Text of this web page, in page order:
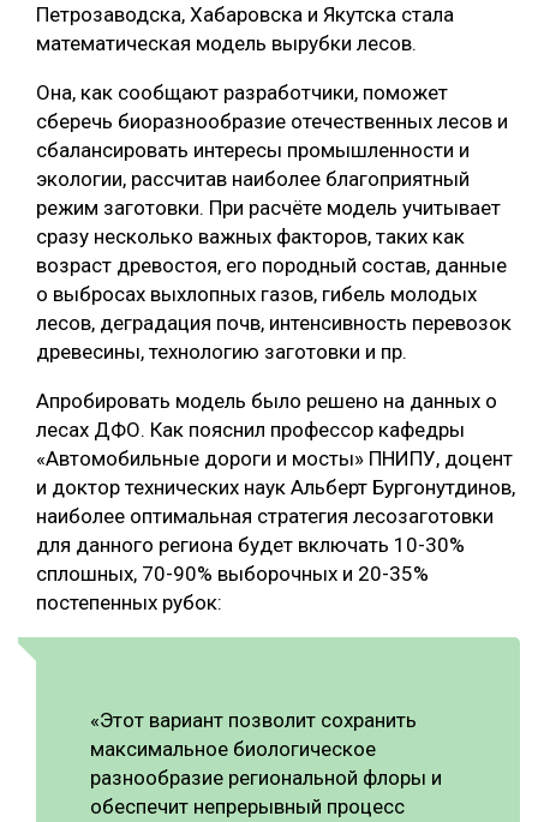
ЛЕСОПИЛЕНИЕ
БЕЗОПАСНОЕ ПРОИЗВОДСТВО
СОРТИРОВКА ДРЕВЕСИНЫ
СУШКА ДРЕВЕСИНЫ
МЕБЕЛЬНОЕ ПРОИЗВОДСТВО
Петрозаводска, Хабаровска и Якутска стала
математическая модель вырубки лесов.
Она, как сообщают разработчики, поможет
сберечь биоразнообразие отечественных лесов и
сбалансировать интересы промышленности и
экологии, рассчитав наиболее благоприятный
режим заготовки. При расчёте модель учитывает
сразу несколько важных факторов, таких как
возраст древостоя, его породный состав, данные
о выбросах выхлопных газов, гибель молодых
лесов, деградация почв, интенсивность перевозок
древесины, технологию заготовки и пр.
Апробировать модель было решено на данных о
лесах ДФО. Как пояснил профессор кафедры
«Автомобильные дороги и мосты» ПНИПУ, доцент
и доктор технических наук Альберт Бургонутдинов,
наиболее оптимальная стратегия лесозаготовки
для данного региона будет включать 10-30%
сплошных, 70-90% выборочных и 20-35%
постепенных рубок:
«Этот вариант позволит сохранить
максимальное биологическое
разнообразие региональной флоры и
обеспечит непрерывный процесс